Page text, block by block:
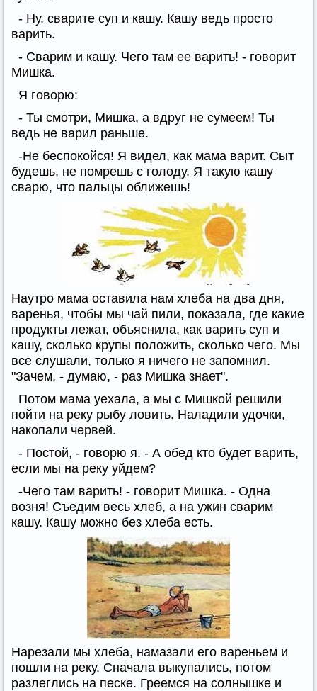
- Ну, сварите суп и кашу. Кашу ведь просто
варить.
- Сварим и кашу. Чего там ее варить! - говорит
Мишка.
Я говорю:
- Ты смотри, Мишка, а вдруг не сумеем! Ты
ведь не варил раньше.
-Не беспокойся! Я видел, как мама варит. Сыт
будешь, не помрешь с голоду. Я такую кашу
сварю, что пальцы оближешь!
Наутро мама оставила нам хлеба на два дня,
варенья, чтобы мы чай пили, показала, где какие
продукты лежат, объяснила, как варить суп и
кашу, сколько крупы положить, сколько чего. Мы
все слушали, только я ничего не запомнил.
"Зачем, - думаю, - раз Мишка знает".
Потом мама уехала, а мы с Мишкой решили
пойти на реку рыбу ловить. Наладили удочки,
накопали червей.
- Постой, - говорю я. - А обед кто будет варить,
если мы на реку уйдем?
-Чего там варить! - говорит Мишка. - Одна
возня! Съедим весь хлеб, а на ужин сварим
кашу. Кашу можно без хлеба есть.
Нарезали мы хлеба, намазали его вареньем и
пошли на реку. Сначала выкупались, потом
разлеглись на песке. Греемся на солнышке и